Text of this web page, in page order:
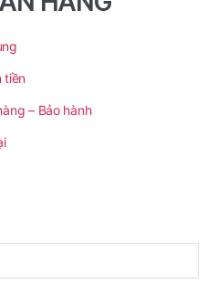
tiền
– Bảo hành